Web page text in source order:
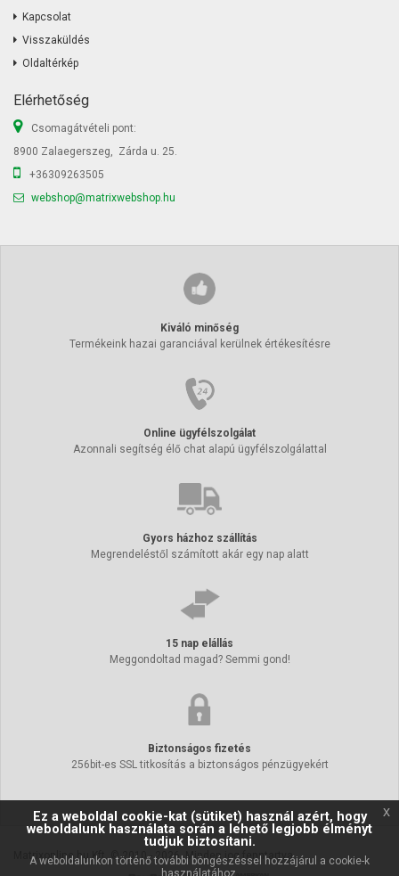
Kapcsolat
Visszaküldés
Oldaltérkép
Elérhetőség
Csomagátvételi pont:
8900 Zalaegerszeg, Zárda u. 25.
+36309263505
webshop@matrixwebshop.hu
Kiváló minőség
Termékeink hazai garanciával kerülnek értékesítésre
Online ügyfélszolgálat
Azonnali segítség élő chat alapú ügyfélszolgálattal
Gyors házhoz szállítás
Megrendeléstől számított akár egy nap alatt
15 nap elállás
Meggondoltad magad? Semmi gond!
Biztonságos fizetés
256bit-es SSL titkosítás a biztonságos pénzügyekért
Matrixonline.hu Kft. © 2010 - 2026. Minden jog fenntartva.
Ez a weboldal cookie-kat (sütiket) használ azért, hogy
weboldalunk használata során a lehető legjobb élményt
tudjuk biztosítani.
A weboldalunkon történő további böngészéssel hozzájárul a cookie-k
használatához.
x